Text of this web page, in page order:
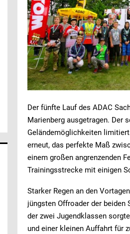
Der fünfte Lauf des ADAC
Marienberg ausgetragen. Der
Geländemöglichkeiten
erneut, das perfekte Maß
einem großen angrenzenden
Trainingsstrecke mit einigen
Starker Regen an den
jüngsten Offroader der beiden
der zwei Jugendklassen
und einer kleinen Auffahrt für